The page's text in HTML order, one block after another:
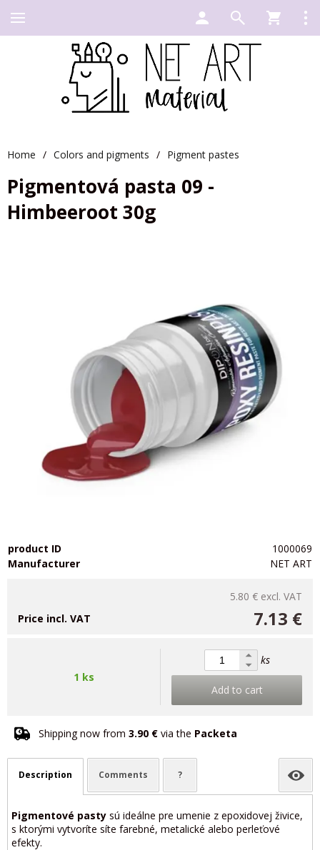
Home / Colors and pigments / Pigment pastes
Pigmentová pasta 09 -
Himbeeroot 30g
product ID
1000069
Manufacturer
NET ART
5.80 € excl. VAT
7.13 €
Price incl. VAT
1 ks
ks
Add to cart
Shipping now from 3.90 € via the Packeta
Description Comments ?
Pigmentové pasty sú ideálne pre umenie z epoxidovej živice,
s ktorými vytvoríte síte farebné, metalické alebo perleťové
efekty.